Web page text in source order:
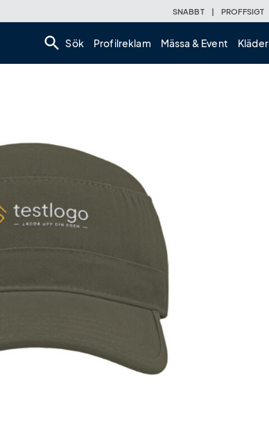
SNABBT | PROFFSIGT
search Sök Profilreklam Mässa & Event Kläder